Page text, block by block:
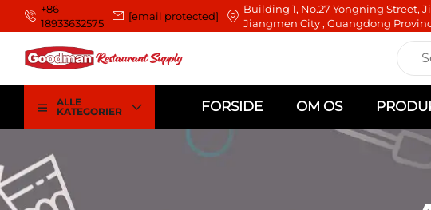
+86-
18933632575
[email protected]
Building 1, No.27 Yongning Street,
Jiangmen City , Guangdong
ALLE
KATEGORIER
FORSIDE OM OS